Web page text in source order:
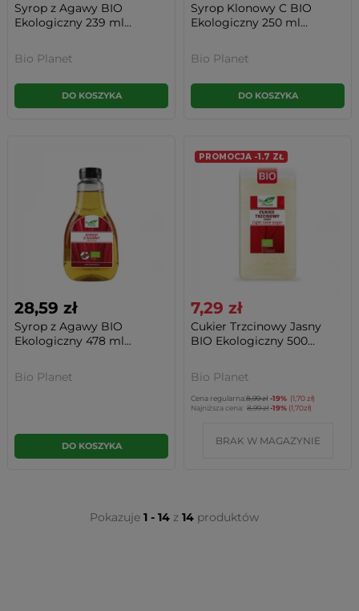
Syrop z Agawy BIO
Ekologiczny 239 ml...
Bio Planet
DO KOSZYKA
Syrop Klonowy C BIO
Ekologiczny 250 ml...
Bio Planet
DO KOSZYKA
28,59 zł
Syrop z Agawy BIO
Ekologiczny 478 ml...
Bio Planet
DO KOSZYKA
PROMOCJA -1.7 ZŁ
7,29 zł
Cukier Trzcinowy Jasny
BIO Ekologiczny 500...
Bio Planet
Cena regularna:8,99 zł -19% (1,70 zł)
Najniższa cena: 8,99 zł-19% (1,70zł)
BRAK W MAGAZYNIE
Pokazuje 1 - 14 z 14 produktów